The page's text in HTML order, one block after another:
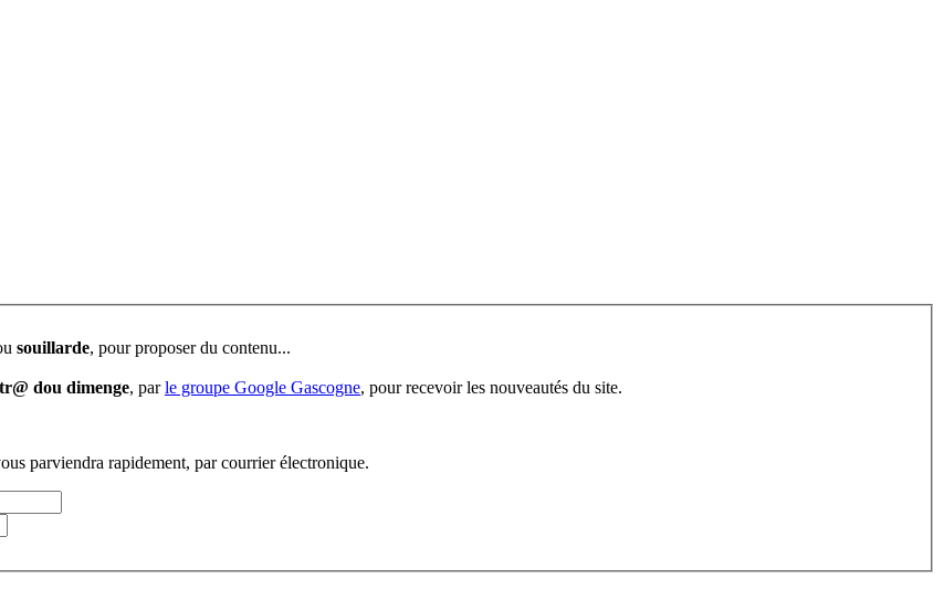
souillarde , pour proposer du contenu...
dou dimenge, parle groupe Google Gascogne, pour recevoir les nouveautés du site.
parviendra rapidement, par courrier électronique.